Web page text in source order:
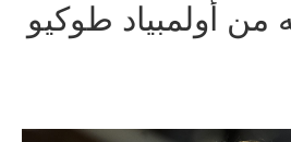
من أولمبياد طوكيو